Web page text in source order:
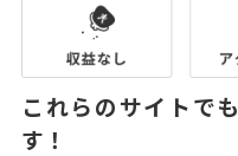
これらのサイトでも
す！